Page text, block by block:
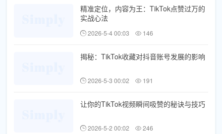
精准定位，内容为王：TikTok点赞过万的
实战心法
2026-5-4 00:03 146
揭秘：TikTok收藏对抖音账号发展的影响
2026-5-3 00:02 191
让你的TikTok视频瞬间吸赞的秘诀与技巧
2026-5-2 00:02 246